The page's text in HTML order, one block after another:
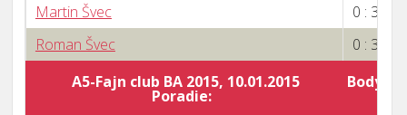
Martin Švec
0 : 3
Roman Švec
0 : 3
A5-Fajn club BA 2015, 10.01.2015
Poradie:
Body